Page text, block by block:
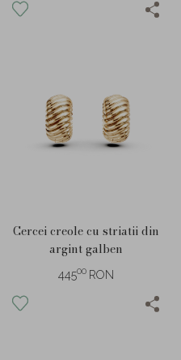
Cercei creole cu striatii din
argint galben
44500 RON